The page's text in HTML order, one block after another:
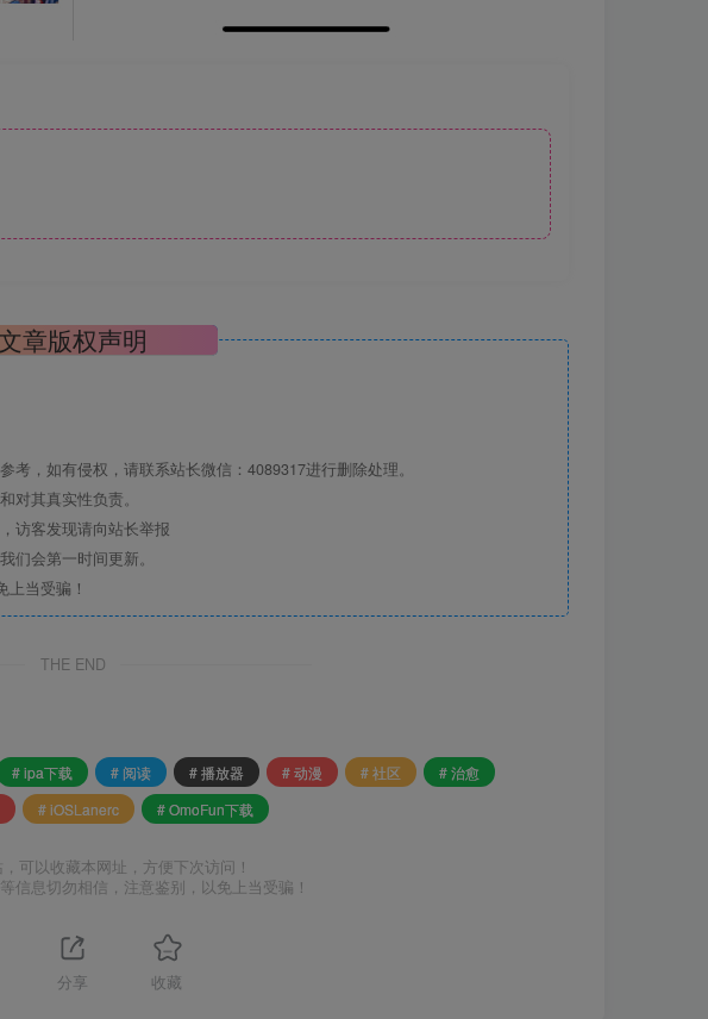
章版权声明
，如有侵权，请联系站长微信：4089317进行删除处理。
对其真实性负责。
访客发现请向站长举报
们会第一时间更新。
当受骗！
THE END
# ipa下载 # 阅读 # 播放器 # 动漫 # 社区
# 治愈
# iOSLanerc
# OmoFun下载
可以收藏本网址，方便下次访问！
信息切勿相信，注意鉴别，以免上当受骗！
分享 收藏